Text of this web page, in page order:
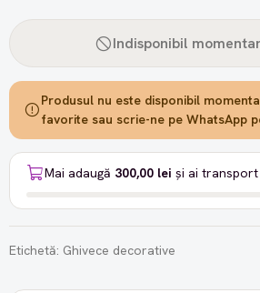
Indisponibil
Produsul nu este disponibil
favorite sau scrie-ne pe WhatsApp
Mai adaugă 300,00 lei și ai
Etichetă: Ghivece decorative